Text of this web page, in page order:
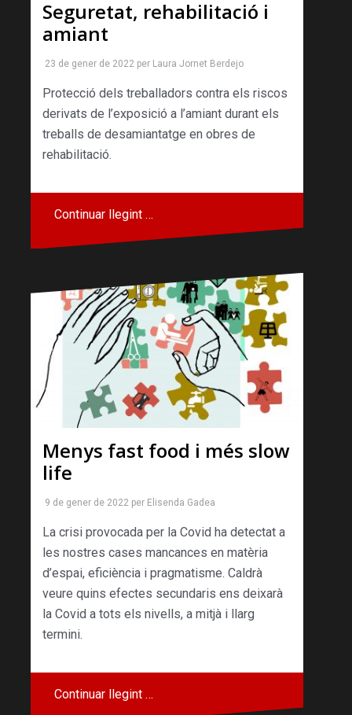
Seguretat, rehabilitació i
amiant
23 de gener de 2022 per Laura Jornet Berdejo
Protecció dels treballadors contra els riscos
derivats de l’exposició a l’amiant durant els
treballs de desamiantatge en obres de
rehabilitació.
Continuar llegint …
Menys fast food i més slow
life
9 de gener de 2022 per Elisenda Gadea
La crisi provocada per la Covid ha detectat a
les nostres cases mancances en matèria
d’espai, eficiència i pragmatisme. Caldrà
veure quins efectes secundaris ens deixarà
la Covid a tots els nivells, a mitjà i llarg
termini.
Continuar llegint …